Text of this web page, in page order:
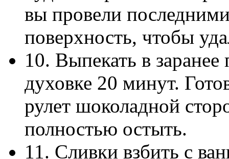
вы провели
поверхность, чтобы
10. Выпекать в
духовке 20 минут.
рулет шоколадной
полностью остыть.
11. Сливки взбить с